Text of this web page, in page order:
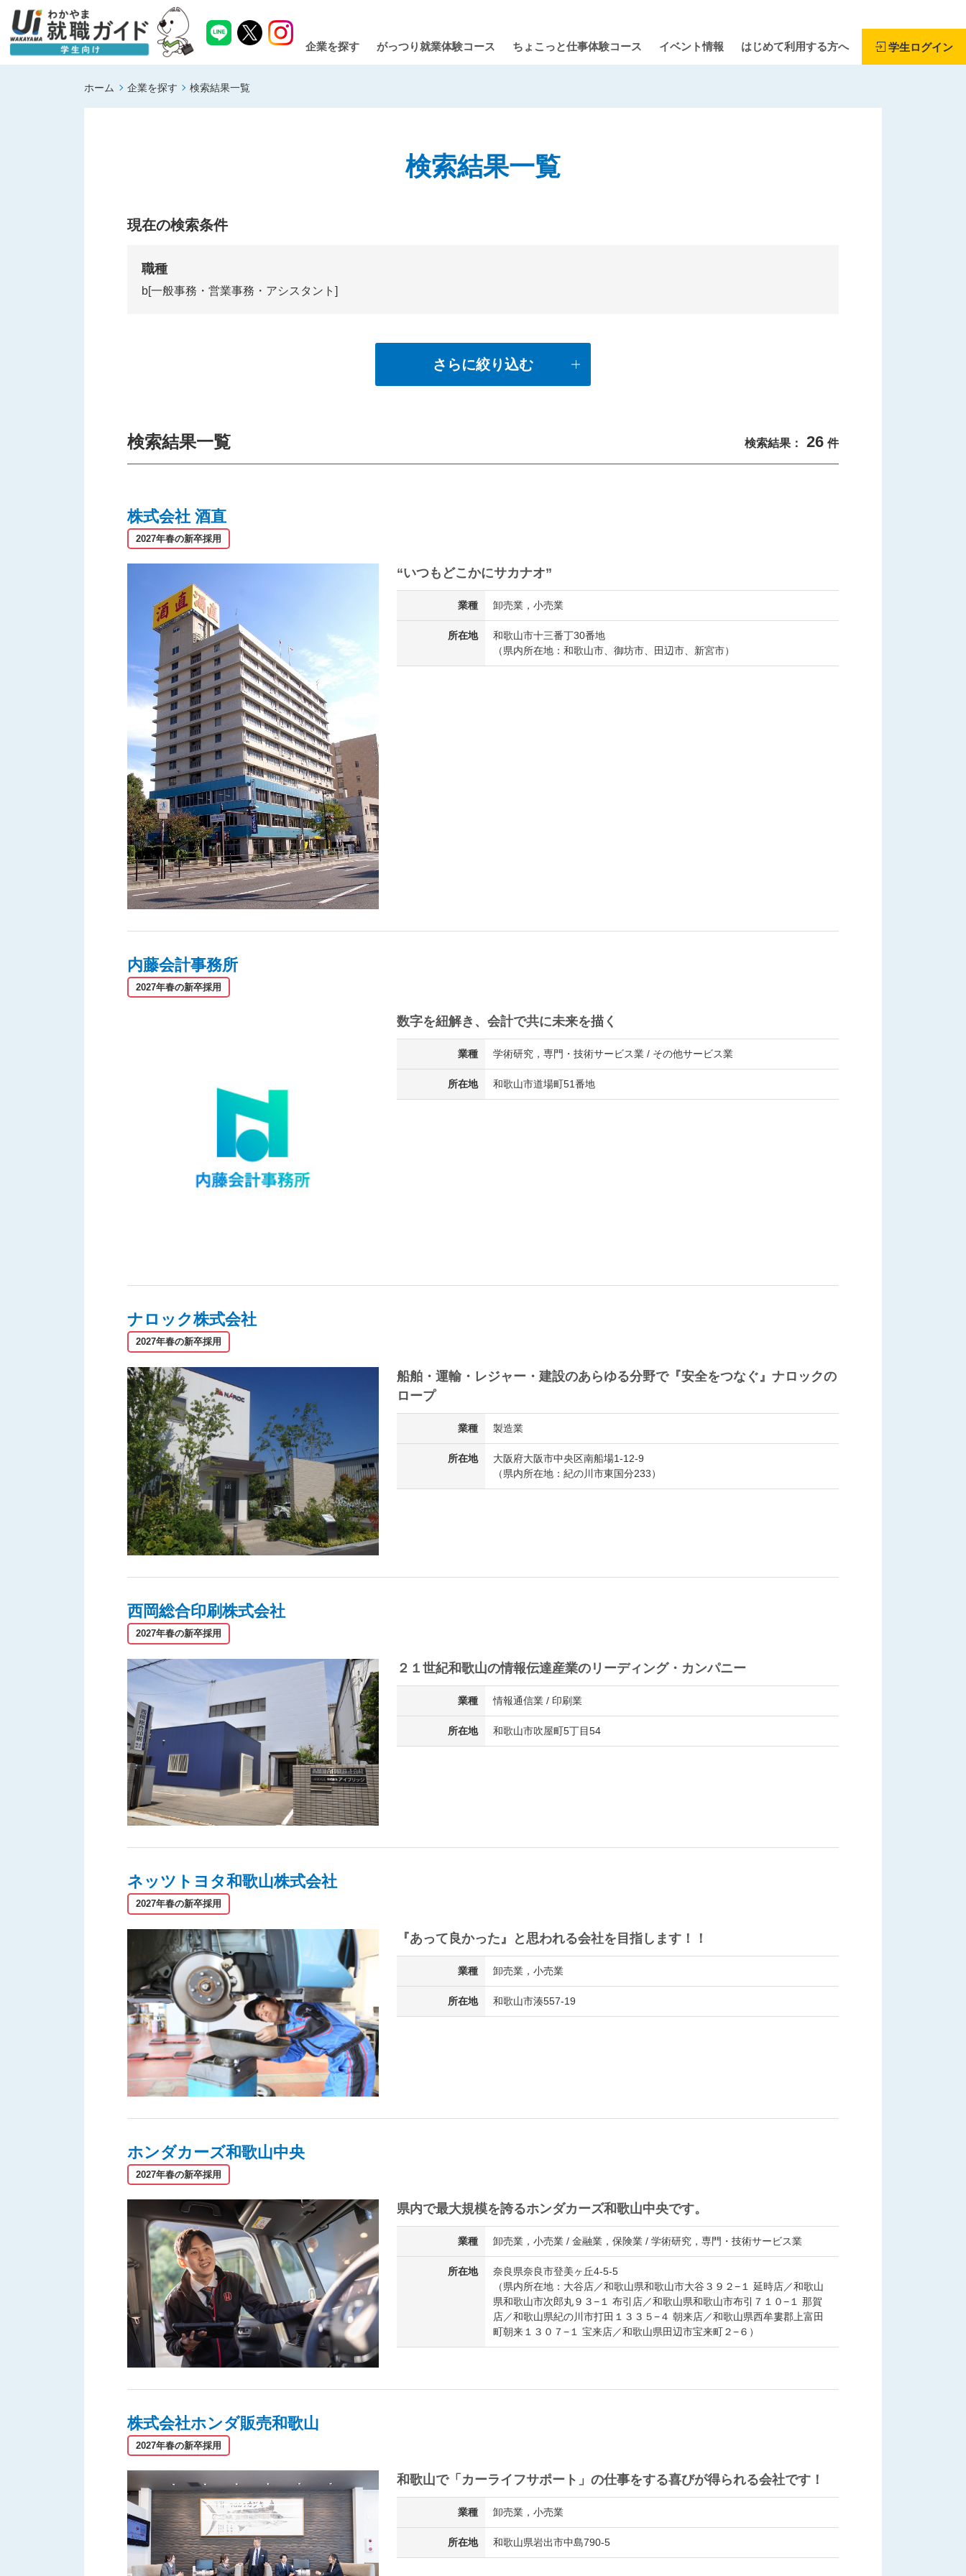
企業を探す がっつり就業体験コース ちょこっと仕事体験コース イベント情報 はじめて利用する方へ 学生ログイン
ホーム 企業を探す 検索結果一覧
検索結果一覧
現在の検索条件
職種
b[一般事務・営業事務・アシスタント]
さらに絞り込む
検索結果一覧 検索結果： 26 件
株式会社 酒直
2027年春の新卒採用
“いつもどこかにサカナオ”
業種 卸売業，小売業
所在地
和歌山市十三番丁30番地
（県内所在地：和歌山市、御坊市、田辺市、新宮市）
内藤会計事務所
2027年春の新卒採用
数字を紐解き、会計で共に未来を描く
業種 学術研究，専門・技術サービス業 / その他サービス業
所在地 和歌山市道場町51番地
ナロック株式会社
2027年春の新卒採用
船舶・運輸・レジャー・建設のあらゆる分野で『安全をつなぐ』ナロックの
ロープ
業種 製造業
所在地
大阪府大阪市中央区南船場1-12-9
（県内所在地：紀の川市東国分233）
西岡総合印刷株式会社
2027年春の新卒採用
２１世紀和歌山の情報伝達産業のリーディング・カンパニー
業種 情報通信業 / 印刷業
所在地 和歌山市吹屋町5丁目54
ネッツトヨタ和歌山株式会社
2027年春の新卒採用
『あって良かった』と思われる会社を目指します！！
業種 卸売業，小売業
所在地 和歌山市湊557-19
ホンダカーズ和歌山中央
2027年春の新卒採用
県内で最大規模を誇るホンダカーズ和歌山中央です。
業種 卸売業，小売業 / 金融業，保険業 / 学術研究，専門・技術サービス業
所在地
奈良県奈良市登美ヶ丘4-5-5
（県内所在地：大谷店／和歌山県和歌山市大谷３９２−１ 延時店／和歌山
県和歌山市次郎丸９３−１ 布引店／和歌山県和歌山市布引７１０−１ 那賀
店／和歌山県紀の川市打田１３３５−４ 朝来店／和歌山県西牟婁郡上富田
町朝来１３０７−１ 宝来店／和歌山県田辺市宝来町２−６）
株式会社ホンダ販売和歌山
2027年春の新卒採用
和歌山で「カーライフサポート」の仕事をする喜びが得られる会社です！
業種 卸売業，小売業
所在地 和歌山県岩出市中島790-5